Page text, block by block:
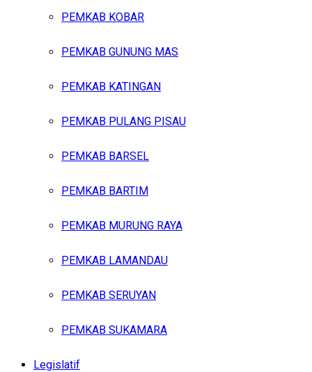
PEMKAB KOBAR
PEMKAB GUNUNG MAS
PEMKAB KATINGAN
PEMKAB PULANG PISAU
PEMKAB BARSEL
PEMKAB BARTIM
PEMKAB MURUNG RAYA
PEMKAB LAMANDAU
PEMKAB SERUYAN
PEMKAB SUKAMARA
Legislatif